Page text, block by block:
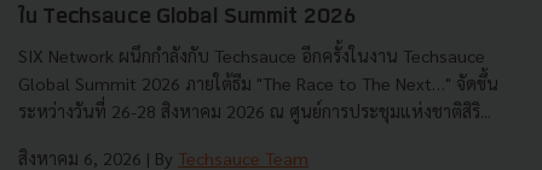
ใน Techsauce Global Summit 2026
SIX Network ผนึกกำลังกับ Techsauce อีกครั้งในงาน Techsauce
Global Summit 2026 ภายใต้ธีม "The Race to The Next…" จัดขึ้น
ระหว่างวันที่ 26-28 สิงหาคม 2026 ณ ศูนย์การประชุมแห่งชาติสิริ...
สิงหาคม 6, 2026 | By Techsauce Team